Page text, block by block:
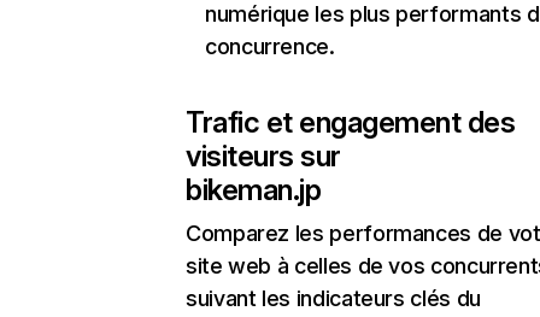
numérique les plus performants
concurrence.
Trafic et engagement des
visiteurs sur
bikeman.jp
Comparez les performances de
site web à celles de vos
suivant les indicateurs clés du